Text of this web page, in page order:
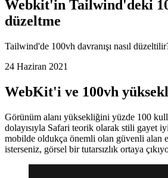
Webkit'in Tailwind'deki
Tailwind'de 100vh davranışı nasıl
WebKit'i ve 100vh
Görünüm alanı yüksekliğini yüzde 100
dolayısıyla Safari teorik olarak stili gayet